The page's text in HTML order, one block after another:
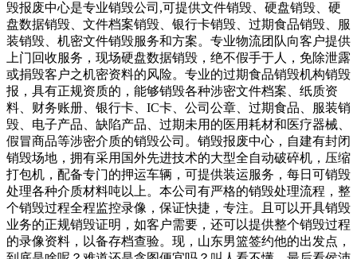
毁报废中心是专业销毁公司,可提供文件销毁、硬盘销毁、硬
盘数据销毁、文件档案销毁、银行卡销毁、过期食品销毁、服
装销毁、机密文件销毁服务和方案。专业物流团队向客户提供
上门回收服务，现场硬盘数据销毁，绝不假手于人，免除泄露
或捐毁客户之机密资料的风险。专业的过期食品销毁机构销毁
报，具有正规资质的，能够销毁各种涉密文件档案、纸质资
料、财务账册、银行卡、IC卡、公司公章、过期食品、服装销
毁、电子产品、缺陷产品、过期未用的医用耗材和医疗器械、
假冒商品等涉密介质的销毁公司。销毁报废中心，自建有封闭
销毁场地，拥有采用国外先进技术的大型全自动破碎机，压缩
打包机，配备专门的押运车辆，可提供装运服务，每日可销毁
处理各种介质材料吨以上。本公司有严格的销毁处理流程，整
个销毁过程全程监控录像，保证快捷，专注。且可以开具销毁
业务的正规销毁证明，如客户需要，还可以提供整个销毁过程
的录像资料，以备存档查验。现，山东男篮签约他的出发点，